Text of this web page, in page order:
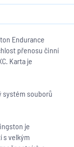
Endurance
přenosu činní
Karta je
systém souborů
je
s velkým